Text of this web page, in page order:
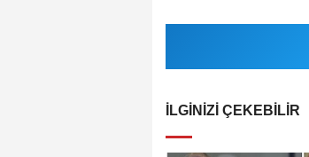
İLGINIZI ÇEKEBILIR